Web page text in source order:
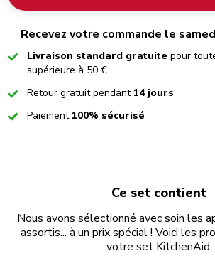
Recevez votre commande le
CheckedLivraison standard gratuite pour
supérieure à 50 €
CheckedRetour gratuit pendant 14 jours
CheckedPaiement 100% sécurisé
Ce set contient
Nous avons sélectionné avec soin les
assortis... à un prix spécial ! Voici les
votre set KitchenAid.